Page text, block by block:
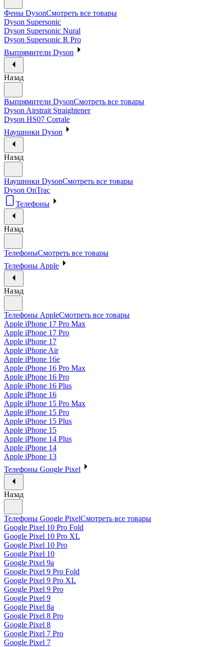
Фены DysonСмотреть все товары
Dyson Supersonic
Dyson Supersonic Nural
Dyson Supersonic R Pro
Выпрямители Dyson
Назад
Выпрямители DysonСмотреть все товары
Dyson Airstrait Straightener
Dyson HS07 Corrale
Наушники Dyson
Назад
Наушники DysonСмотреть все товары
Dyson OnTrac
Телефоны
Назад
ТелефоныСмотреть все товары
Телефоны Apple
Назад
Телефоны AppleСмотреть все товары
Apple iPhone 17 Pro Max
Apple iPhone 17 Pro
Apple iPhone 17
Apple iPhone Air
Apple iPhone 16e
Apple iPhone 16 Pro Max
Apple iPhone 16 Pro
Apple iPhone 16 Plus
Apple iPhone 16
Apple iPhone 15 Pro Max
Apple iPhone 15 Pro
Apple iPhone 15 Plus
Apple iPhone 15
Apple iPhone 14 Plus
Apple iPhone 14
Apple iPhone 13
Телефоны Google Pixel
Назад
Телефоны Google PixelСмотреть все товары
Google Pixel 10 Pro Fold
Google Pixel 10 Pro XL
Google Pixel 10 Pro
Google Pixel 10
Google Pixel 9a
Google Pixel 9 Pro Fold
Google Pixel 9 Pro XL
Google Pixel 9 Pro
Google Pixel 9
Google Pixel 8a
Google Pixel 8 Pro
Google Pixel 8
Google Pixel 7 Pro
Google Pixel 7